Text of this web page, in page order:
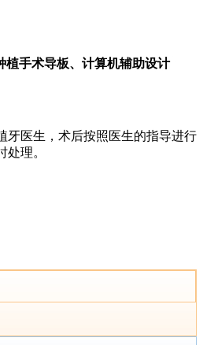
手术导板、计算机辅助设计
医生，术后按照医生的指导进行
理。